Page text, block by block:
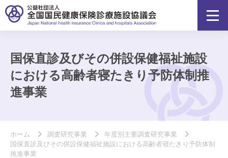
国保直診及びその併設保健福祉施設
における高齢者寝たきり予防体制推
進事業
ホーム 調査研究事業
年度別主要調査研究事業
国保直診及びその併設保健福祉施設における高齢者寝たきり予防体制
推進事業